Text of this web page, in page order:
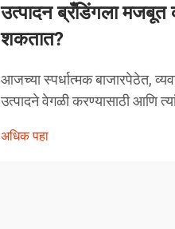
उत्पादन ब्रँडिंगला
शकतात?
आजच्या स्पर्धात्मक बाजारपेठेत,
उत्पादने वेगळी करण्यासाठी आणि
एक शक्तिशाली पण अनेकदा
अधिक पहा